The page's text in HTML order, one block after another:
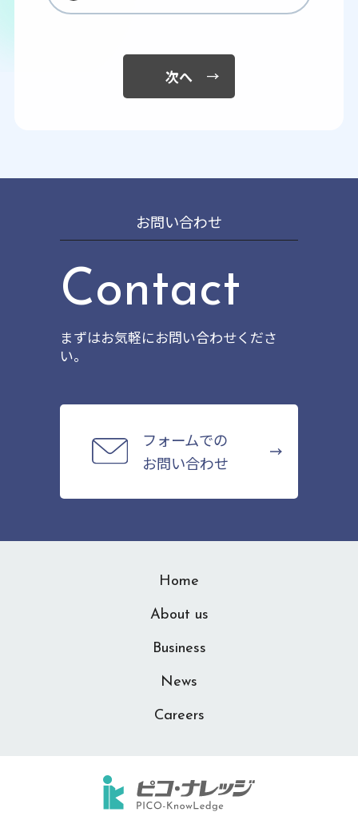
次へ
お問い合わせ
Contact
まずはお気軽にお問い合わせくださ
い。
フォームでの
お問い合わせ
Home
About us
Business
News
Careers